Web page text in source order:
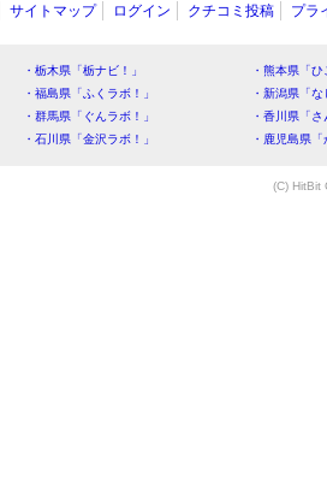
サイトマップ ログイン クチコミ投稿 プラ
・栃木県「栃ナビ！」
・熊本県「
・福島県「ふくラボ！」
・新潟県「
・群馬県「ぐんラボ！」
・香川県「
・石川県「金沢ラボ！」
・鹿児島県
(C) HitBit